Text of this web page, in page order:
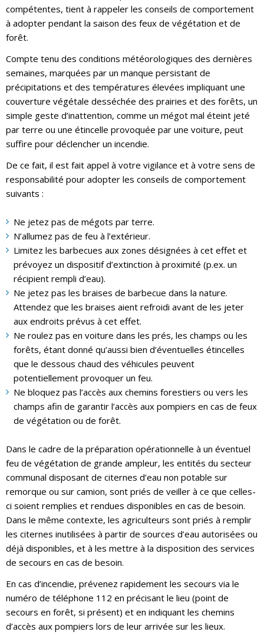
compétentes, tient à rappeler les conseils de comportement
à adopter pendant la saison des feux de végétation et de
forêt.
Compte tenu des conditions météorologiques des dernières
semaines, marquées par un manque persistant de
précipitations et des températures élevées impliquant une
couverture végétale desséchée des prairies et des forêts, un
simple geste d’inattention, comme un mégot mal éteint jeté
par terre ou une étincelle provoquée par une voiture, peut
suffire pour déclencher un incendie.
De ce fait, il est fait appel à votre vigilance et à votre sens de
responsabilité pour adopter les conseils de comportement
suivants :
Ne jetez pas de mégots par terre.
N’allumez pas de feu à l’extérieur.
Limitez les barbecues aux zones désignées à cet effet et
prévoyez un dispositif d’extinction à proximité (p.ex. un
récipient rempli d’eau).
Ne jetez pas les braises de barbecue dans la nature.
Attendez que les braises aient refroidi avant de les jeter
aux endroits prévus à cet effet.
Ne roulez pas en voiture dans les prés, les champs ou les
forêts, étant donné qu’aussi bien d’éventuelles étincelles
que le dessous chaud des véhicules peuvent
potentiellement provoquer un feu.
Ne bloquez pas l’accès aux chemins forestiers ou vers les
champs afin de garantir l’accès aux pompiers en cas de feux
de végétation ou de forêt.
Dans le cadre de la préparation opérationnelle à un éventuel
feu de végétation de grande ampleur, les entités du secteur
communal disposant de citernes d’eau non potable sur
remorque ou sur camion, sont priés de veiller à ce que celles-
ci soient remplies et rendues disponibles en cas de besoin.
Dans le même contexte, les agriculteurs sont priés à remplir
les citernes inutilisées à partir de sources d’eau autorisées ou
déjà disponibles, et à les mettre à la disposition des services
de secours en cas de besoin.
En cas d’incendie, prévenez rapidement les secours via le
numéro de téléphone 112 en précisant le lieu (point de
secours en forêt, si présent) et en indiquant les chemins
d’accès aux pompiers lors de leur arrivée sur les lieux.